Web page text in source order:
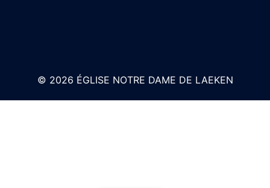
© 2026 ÉGLISE NOTRE DAME DE LAEKEN